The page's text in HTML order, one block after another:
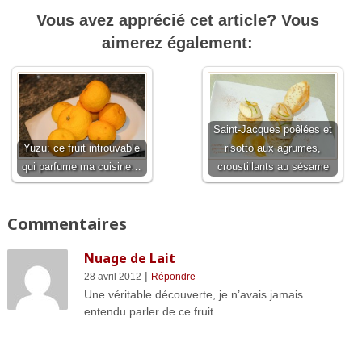
Vous avez apprécié cet article? Vous
aimerez également:
Yuzu: ce fruit introuvable
qui parfume ma cuisine…
Saint-Jacques poêlées et
risotto aux agrumes,
croustillants au sésame
Commentaires
Nuage de Lait
28 avril 2012 | Répondre
Une véritable découverte, je n’avais jamais
entendu parler de ce fruit